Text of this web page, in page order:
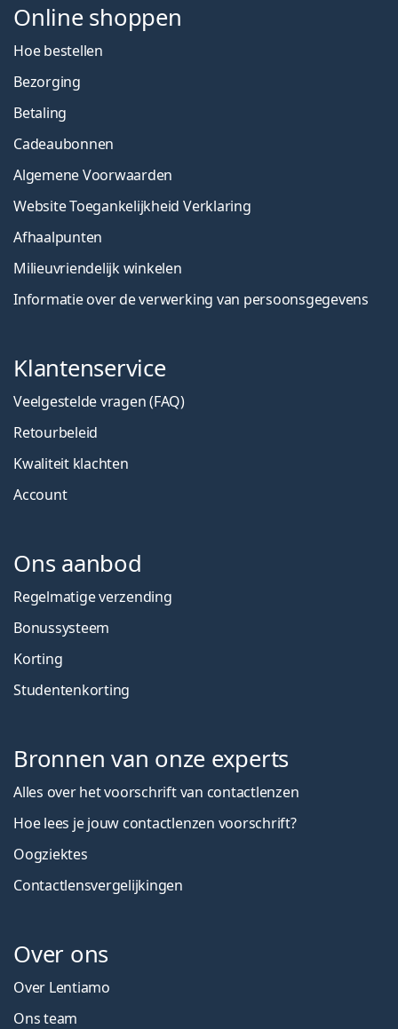
Online shoppen
Hoe bestellen
Bezorging
Betaling
Cadeaubonnen
Algemene Voorwaarden
Website Toegankelijkheid Verklaring
Afhaalpunten
Milieuvriendelijk winkelen
Informatie over de verwerking van persoonsgegevens
Klantenservice
Veelgestelde vragen (FAQ)
Retourbeleid
Kwaliteit klachten
Account
Ons aanbod
Regelmatige verzending
Bonussysteem
Korting
Studentenkorting
Bronnen van onze experts
Alles over het voorschrift van contactlenzen
Hoe lees je jouw contactlenzen voorschrift?
Oogziektes
Contactlensvergelijkingen
Over ons
Over Lentiamo
Ons team